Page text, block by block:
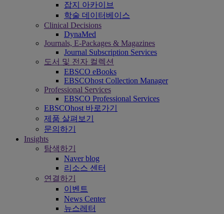
잡지 아카이브
학술 데이터베이스
Clinical Decisions
DynaMed
Journals, E-Packages & Magazines
Journal Subscription Services
도서 및 전자 컬렉션
EBSCO eBooks
EBSCOhost Collection Manager
Professional Services
EBSCO Professional Services
EBSCOhost 바로가기
제품 살펴보기
문의하기
Insights
탐색하기
Naver blog
리소스 센터
연결하기
이벤트
News Center
뉴스레터